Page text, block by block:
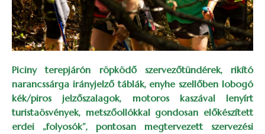
Piciny terepjárón röpködő szervezőtündérek, rikító
narancssárga irányjelző táblák, enyhe szellőben lobogó
kék/piros jelzőszalagok, motoros kaszával lenyírt
turistaösvények, metszőollókkal gondosan előkészített
erdei „folyosók”, pontosan megtervezett szervezési